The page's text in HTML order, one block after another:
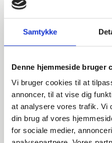
Samtykke
Denne hjemmeside bruger
Vi bruger cookies til at
annoncer, til at vise dig
at analysere vores trafik. Vi
din brug af vores
for sociale medier,
Masz pytania?
Jesteśmy gotowi pomóc w
+48